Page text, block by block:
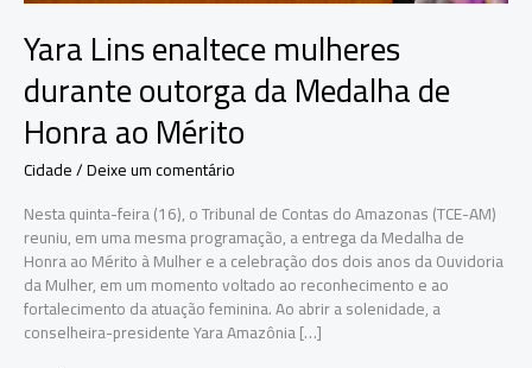
Yara Lins enaltece mulheres
durante outorga da Medalha de
Honra ao Mérito
Cidade/Deixe um comentário
Nesta quinta-feira (16), o Tribunal de Contas do Amazonas (TCE-AM)
reuniu, em uma mesma programação, a entrega da Medalha de
Honra ao Mérito à Mulher e a celebração dos dois anos da Ouvidoria
da Mulher, em um momento voltado ao reconhecimento e ao
fortalecimento da atuação feminina. Ao abrir a solenidade, a
conselheira-presidente Yara Amazônia […]